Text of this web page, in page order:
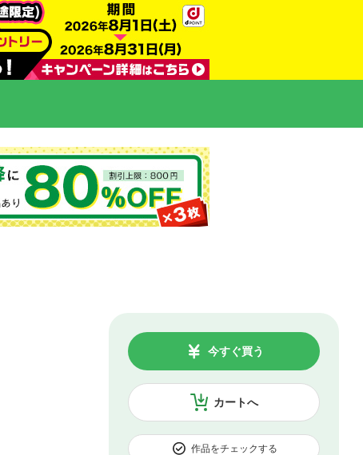
カートへ
今すぐ買う
作品をチェックする